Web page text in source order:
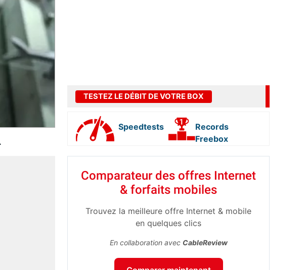
TESTEZ LE DÉBIT DE VOTRE BOX
Speedtests
Records
Freebox
Comparateur des offres Internet
& forfaits mobiles
Trouvez la meilleure offre Internet & mobile
en quelques clics
En collaboration avec CableReview